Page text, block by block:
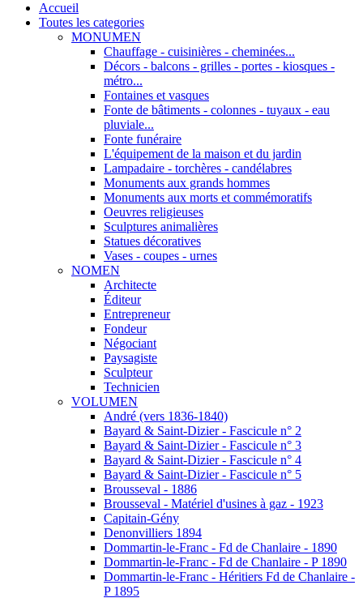
Accueil
Toutes les categories
MONUMEN
Chauffage - cuisinières - cheminées...
Décors - balcons - grilles - portes - kiosques -
métro...
Fontaines et vasques
Fonte de bâtiments - colonnes - tuyaux - eau
pluviale...
Fonte funéraire
L'équipement de la maison et du jardin
Lampadaire - torchères - candélabres
Monuments aux grands hommes
Monuments aux morts et commémoratifs
Oeuvres religieuses
Sculptures animalières
Statues décoratives
Vases - coupes - urnes
NOMEN
Architecte
Éditeur
Entrepreneur
Fondeur
Négociant
Paysagiste
Sculpteur
Technicien
VOLUMEN
André (vers 1836-1840)
Bayard & Saint-Dizier - Fascicule n° 2
Bayard & Saint-Dizier - Fascicule n° 3
Bayard & Saint-Dizier - Fascicule n° 4
Bayard & Saint-Dizier - Fascicule n° 5
Brousseval - 1886
Brousseval - Matériel d'usines à gaz - 1923
Capitain-Gény
Denonvilliers 1894
Dommartin-le-Franc - Fd de Chanlaire - 1890
Dommartin-le-Franc - Fd de Chanlaire - P 1890
Dommartin-le-Franc - Héritiers Fd de Chanlaire -
P 1895